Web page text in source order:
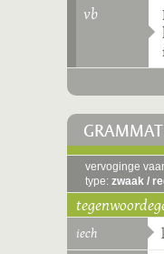
vb
vervoginge
type: zwaak /
iech